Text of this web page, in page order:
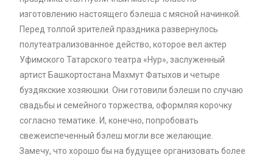
изготовлению настоящего бэлеша с мясной начинкой.
Перед толпой зрителей праздника развернулось
полутеатрализованное действо, которое вел актер
Уфимского Татарского театра «Нур», заслуженный
артист Башкортостана Махмут Фатыхов и четыре
буздякские хозяюшки. Они готовили бэлеши по случаю
свадьбы и семейного торжества, оформляя корочку
согласно тематике. И, конечно, попробовать
свежеиспеченный бэлеш могли все желающие.
Замечу, что хорошо бы на будущее организовать более